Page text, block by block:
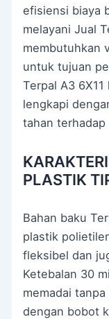
efisiensi biaya
melayani Jual
membutuhkan
untuk tujuan
Terpal A3
lengkapi
tahan terhadap
PLASTIK
Bahan baku
plastik
fleksibel dan
Ketebalan 30
memadai
dengan bobot